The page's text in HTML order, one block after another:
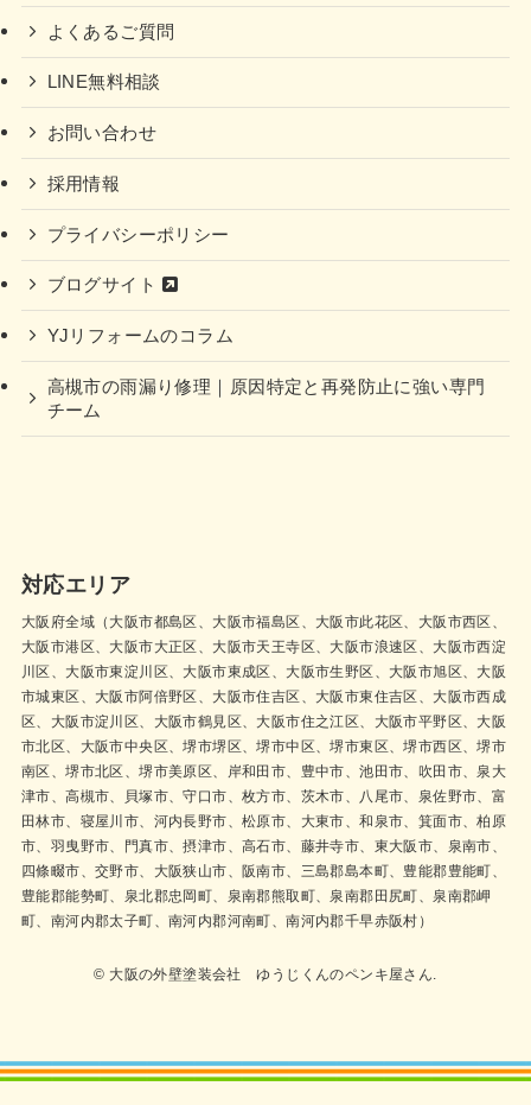
よくあるご質問
LINE無料相談
お問い合わせ
採用情報
プライバシーポリシー
ブログサイト
YJリフォームのコラム
高槻市の雨漏り修理｜原因特定と再発防止に強い専門
チーム
対応エリア
大阪府全域（大阪市都島区、大阪市福島区、大阪市此花区、大阪市西区、
大阪市港区、大阪市大正区、大阪市天王寺区、大阪市浪速区、大阪市西淀
川区、大阪市東淀川区、大阪市東成区、大阪市生野区、大阪市旭区、大阪
市城東区、大阪市阿倍野区、大阪市住吉区、大阪市東住吉区、大阪市西成
区、大阪市淀川区、大阪市鶴見区、大阪市住之江区、大阪市平野区、大阪
市北区、大阪市中央区、堺市堺区、堺市中区、堺市東区、堺市西区、堺市
南区、堺市北区、堺市美原区、岸和田市、豊中市、池田市、吹田市、泉大
津市、高槻市、貝塚市、守口市、枚方市、茨木市、八尾市、泉佐野市、富
田林市、寝屋川市、河内長野市、松原市、大東市、和泉市、箕面市、柏原
市、羽曳野市、門真市、摂津市、高石市、藤井寺市、東大阪市、泉南市、
四條畷市、交野市、大阪狭山市、阪南市、三島郡島本町、豊能郡豊能町、
豊能郡能勢町、泉北郡忠岡町、泉南郡熊取町、泉南郡田尻町、泉南郡岬
町、南河内郡太子町、南河内郡河南町、南河内郡千早赤阪村）
© 大阪の外壁塗装会社 ゆうじくんのペンキ屋さん.